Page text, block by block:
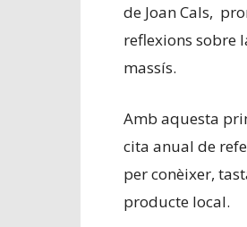
de Joan Cals,
reflexions sobre
massís.
Amb aquesta
cita anual de
per conèixer,
producte local.